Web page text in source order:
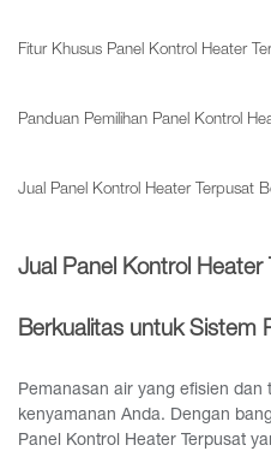
Fitur Khusus Panel Kontrol Heater
Panduan Pemilihan Panel Kontrol
Jual Panel Kontrol Heater Terpusat
Jual Panel Kontrol Heater
Berkualitas untuk Sistem
Pemanasan air yang efisien
kenyamanan Anda. Dengan
Panel Kontrol Heater Terpusat